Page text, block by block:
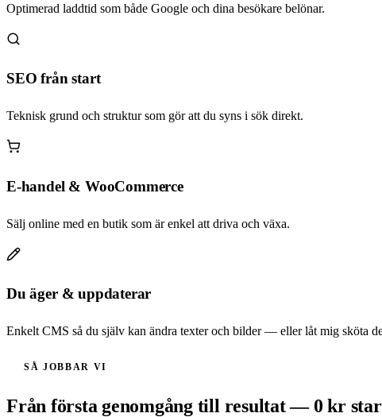
Optimerad laddtid som både Google och dina besökare belönar.
SEO från start
Teknisk grund och struktur som gör att du syns i sök direkt.
E-handel & WooCommerce
Sälj online med en butik som är enkel att driva och växa.
Du äger & uppdaterar
Enkelt CMS så du själv kan ändra texter och bilder — eller låt mig sköta
SÅ JOBBAR VI
Från första genomgång till resultat — 0 kr